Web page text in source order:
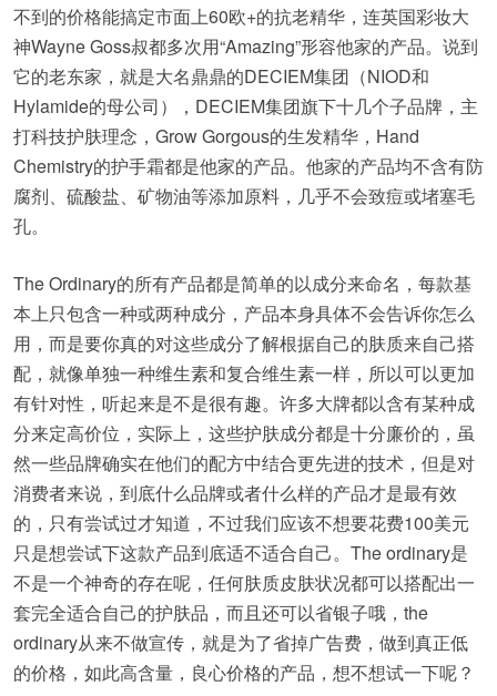
不到的价格能搞定市面上60欧+的抗老精华，连英国彩妆大
神Wayne Goss叔都多次用“Amazing”形容他家的产品。说到
它的老东家，就是大名鼎鼎的DECIEM集团（NIOD和
Hylamide的母公司），DECIEM集团旗下十几个子品牌，主
打科技护肤理念，Grow Gorgous的生发精华，Hand
Chemistry的护手霜都是他家的产品。他家的产品均不含有防
腐剂、硫酸盐、矿物油等添加原料，几乎不会致痘或堵塞毛
孔。
The Ordinary的所有产品都是简单的以成分来命名，每款基
本上只包含一种或两种成分，产品本身具体不会告诉你怎么
用，而是要你真的对这些成分了解根据自己的肤质来自己搭
配，就像单独一种维生素和复合维生素一样，所以可以更加
有针对性，听起来是不是很有趣。许多大牌都以含有某种成
分来定高价位，实际上，这些护肤成分都是十分廉价的，虽
然一些品牌确实在他们的配方中结合更先进的技术，但是对
消费者来说，到底什么品牌或者什么样的产品才是最有效
的，只有尝试过才知道，不过我们应该不想要花费100美元
只是想尝试下这款产品到底适不适合自己。The ordinary是
不是一个神奇的存在呢，任何肤质皮肤状况都可以搭配出一
套完全适合自己的护肤品，而且还可以省银子哦，the
ordinary从来不做宣传，就是为了省掉广告费，做到真正低
的价格，如此高含量，良心价格的产品，想不想试一下呢？